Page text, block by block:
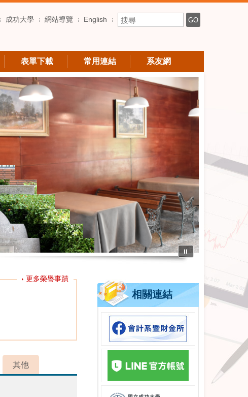
成功大學 網站導覽 English 搜尋關鍵字 GO
表單下載 常用連結 系友網
⏸
更多榮譽事蹟
其他
相關連結